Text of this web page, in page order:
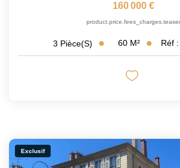
160 000 €
product.price.fees_charges.teaser
3 Pièce(s) 60 M² Réf :
Exclusif